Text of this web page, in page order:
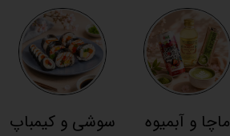
ماچا و آبمیوه سوشی و کیمباپ